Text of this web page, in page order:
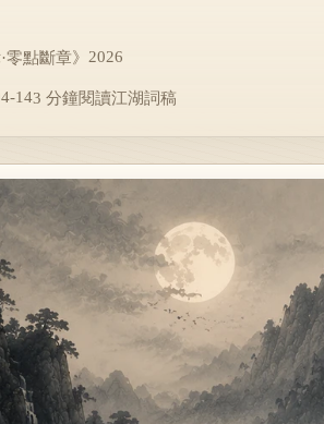
零點斷章》 2026
143 分鐘閱讀江湖詞稿